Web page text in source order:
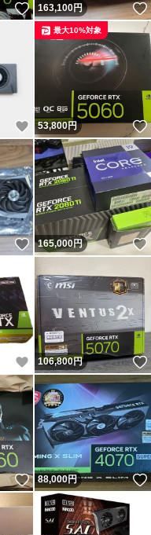
いいね！
163,100円
いいね！
53,800円
最大10%対象
いいね！
165,000円
いいね！
106,800円
いいね！
88,000円